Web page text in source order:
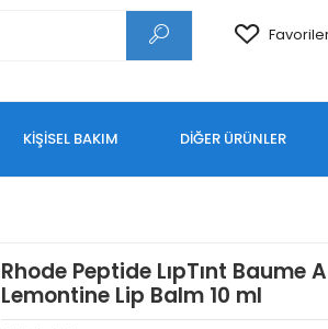
KİŞİSEL BAKIM DİĞER ÜRÜNLER
Rhode Peptide LıpTınt Baume
Lemontine Lip Balm 10 ml